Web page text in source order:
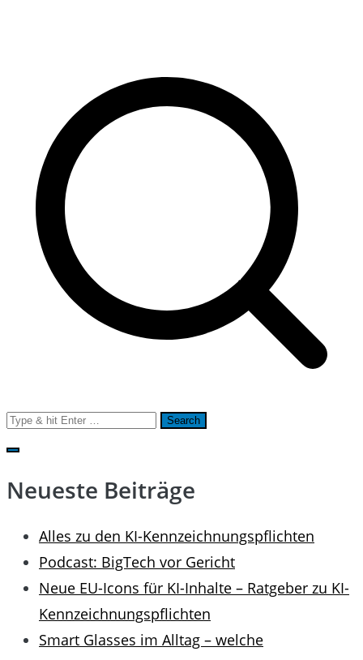
Search
for:
Neueste Beiträge
Alles zu den KI-Kennzeichnungspflichten
Podcast: BigTech vor Gericht
Neue EU-Icons für KI-Inhalte – Ratgeber zu KI-
Kennzeichnungspflichten
Smart Glasses im Alltag – welche